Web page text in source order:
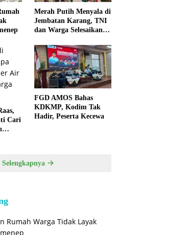
Merah Putih Menyala di
Jembatan Karang, TNI
dan Warga Selesaikan
Cari
FGD AMOS Bahas
KDKMP, Kodim Tak
Hadir, Peserta Kecewa
Selengkapnya